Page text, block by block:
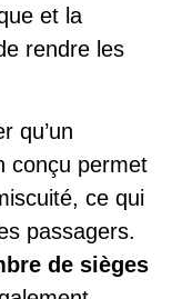
et la
rendre les
qu’un
conçu permet
ce qui
passagers.
de sièges